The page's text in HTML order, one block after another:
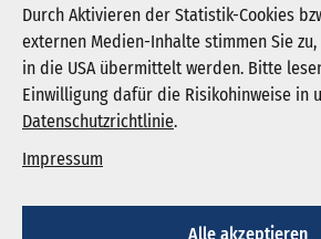
Durch Aktivieren der Statistik-Cookies
externen Medien-Inhalte stimmen Sie
in die USA übermittelt werden. Bitte
Einwilligung dafür die Risikohinweise in
Datenschutzrichtlinie.
Impressum
Alle akzeptieren
Registrieren
KGNW -
Westfalen e. V.
Humboldtstraße 31,